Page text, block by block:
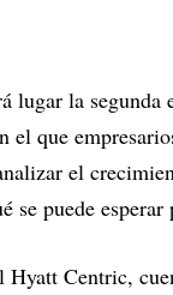
lugar la segunda
el que
el
se puede esperar
Centric,